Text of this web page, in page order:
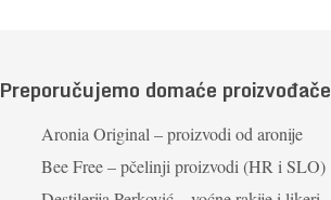
Preporučujemo domaće proizvođače
Aronia Original – proizvodi od aronije
Bee Free – pčelinji proizvodi (HR i SLO)